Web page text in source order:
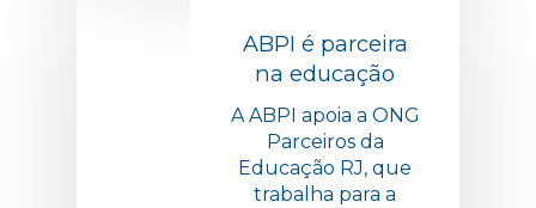
ABPI é parceira
na educação
A ABPI apoia a ONG
Parceiros da
Educação RJ, que
trabalha para a